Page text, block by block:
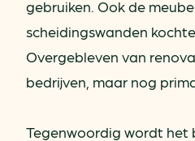
gebruiken. Ook de
scheidingswanden
Overgebleven van
bedrijven, maar nog
Tegenwoordig wordt het